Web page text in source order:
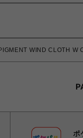
WIND CLOTH W
ポ